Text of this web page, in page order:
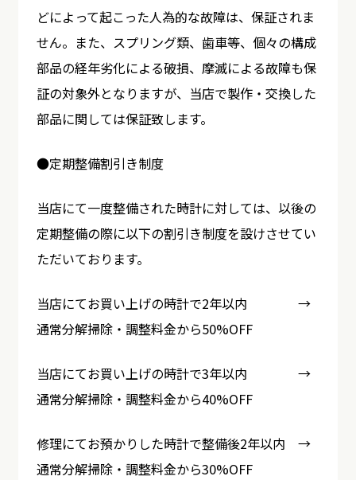
どによって起こった人為的な故障は、保証されま
せん。また、スプリング類、歯車等、個々の構成
部品の経年劣化による破損、摩滅による故障も保
証の対象外となりますが、当店で製作・交換した
部品に関しては保証致します。
●定期整備割引き制度
当店にて一度整備された時計に対しては、以後の
定期整備の際に以下の割引き制度を設けさせてい
ただいております。
当店にてお買い上げの時計で2年以内 →
通常分解掃除・調整料金から50%OFF
当店にてお買い上げの時計で3年以内 →
通常分解掃除・調整料金から40%OFF
修理にてお預かりした時計で整備後2年以内 →
通常分解掃除・調整料金から30%OFF